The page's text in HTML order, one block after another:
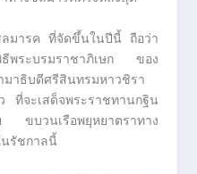
ลมารค ที่จัดขึ้นในปีนี้ ถือว่า
พระบรมราชาภิเษก ของ
มาธิบดีศรีสินทรมหาวชิรา
ที่จะเสด็จพระราชทานกฐิน
บวนเรือพยุหยาตราทาง
นรัชกาลนี้